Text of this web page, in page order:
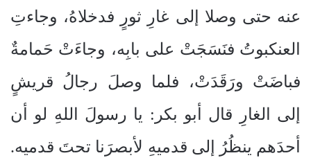
عنه حتى وصلا إلى غارِ ثورٍ فدخلاهُ، وجاءتِ
العنكبوتُ فنَسَجَتْ على بابِه، وجاءَتْ حَمامةٌ
فباضَتْ ورَقَدَتْ، فلما وصلَ رجالُ قريشٍ
إلى الغارِ قال أبو بكر: يا رسولَ اللهِ لو أن
أحدَهم ينظُرُ إلى قدميهِ لأبصرَنا تحتَ قدميه.